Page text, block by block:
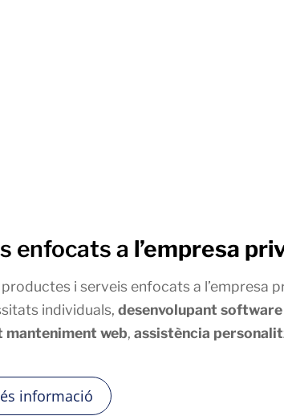
enfocats a l’empresa
i serveis enfocats a l’empresa
individuals, desenvolupant software
web, assistència
informació